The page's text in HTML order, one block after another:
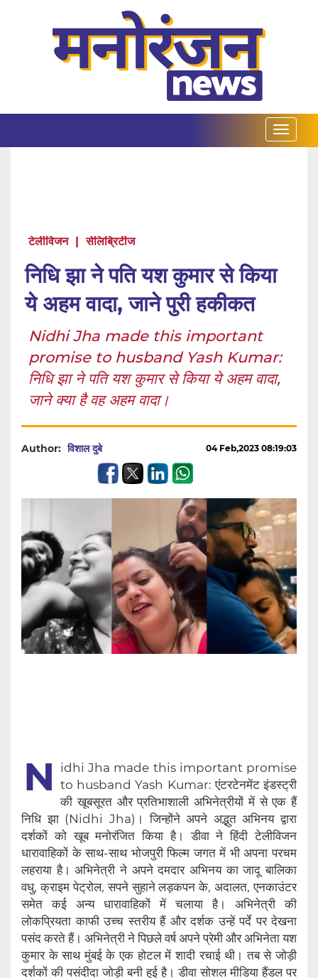
टेलीविजन | सेलिब्रिटीज
निधि झा ने पति यश कुमार से किया
ये अहम वादा, जाने पुरी हकीकत
Nidhi Jha made this important
promise to husband Yash Kumar:
निधि झा ने पति यश कुमार से किया ये अहम वादा,
जाने क्या है वह अहम वादा।
Author: विशाल दुबे 04 Feb,2023 08:19:03
N
idhi Jha made this important promise
to husband Yash Kumar: एंटरटेनमेंट इंडस्ट्री
की खूबसूरत और प्रतिभाशाली अभिनेत्रीयों में से एक हैं
निधि झा (Nidhi Jha)। जिन्होंने अपने अद्भुत अभिनय द्वारा
दर्शकों को खूब मनोरंजित किया है। डीवा ने हिंदी टेलीविजन
धारावाहिकों के साथ-साथ भोजपुरी फिल्म जगत में भी अपना परचम
लहराया है। अभिनेत्री ने अपने दमदार अभिनय का जादू बालिका
वधु, क्राइम पेट्रोल, सपने सुहाने लड़कपन के, अदालत, एनकाउंटर
समेत कई अन्य धारावाहिकों में चलाया है। अभिनेत्री की
लोकप्रियता काफी उच्च स्तरीय हैं और दर्शक उन्हें पर्दे पर देखना
पसंद करते हैं। अभिनेत्री ने पिछले वर्ष अपने प्रेमी और अभिनेता यश
कुमार के साथ मुंबई के एक होटल में शादी रचाई थी। तब से जोड़ी
दर्शकों की पसंदीदा जोड़ी बनी हुई है। डीवा सोशल मीडिया हैंडल पर